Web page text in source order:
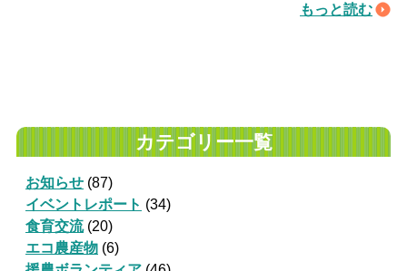
もっと読む
カテゴリー一覧
お知らせ (87)
イベントレポート (34)
食育交流(20)
エコ農産物 (6)